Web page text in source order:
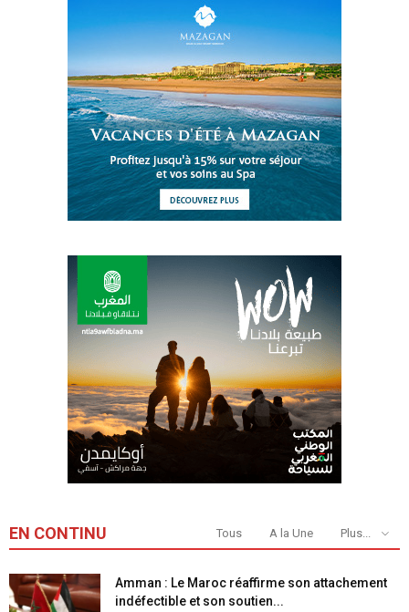
EN CONTINU Tous A la Une Plus...
Amman : Le Maroc réaffirme son attachement
indéfectible et son soutien...